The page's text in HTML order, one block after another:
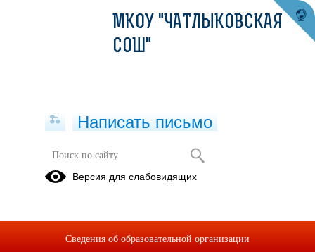
Полное наименование
образовательной организации* общеобразовательное
школа»
МКОУ "ЧАТЛЫКОВСКАЯ
СОШ"
Написать письмо
Версия для слабовидящих
Сведения об образовательной организации